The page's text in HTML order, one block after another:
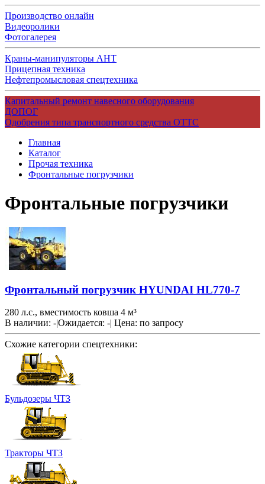
Производство онлайн
Видеоролики
Фотогалерея
Краны-манипуляторы АНТ
Прицепная техника
Нефтепромысловая спецтехника
Капитальный ремонт навесного оборудования
ДОПОГ
Одобрения типа транспортного средства ОТТС
Главная
Каталог
Прочая техника
Фронтальные погрузчики
Фронтальные погрузчики
Фронтальный погрузчик HYUNDAI HL770-7
280 л.с., вместимость ковша 4 м³
В наличии: -|Ожидается: -| Цена: по запросу
Схожие категории спецтехники:
Бульдозеры ЧТЗ
Тракторы ЧТЗ